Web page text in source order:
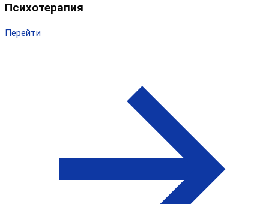
Психотерапия
Перейти